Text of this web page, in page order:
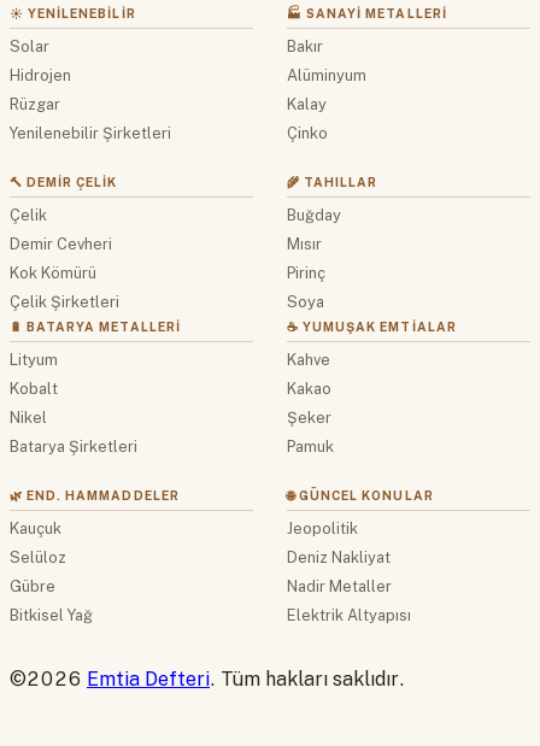
☀️ YENILENEBILIR
Solar
Hidrojen
Rüzgar
Yenilenebilir Şirketleri
🏭 SANAYI METALLERI
Bakır
Alüminyum
Kalay
Çinko
🔨 DEMIR ÇELIK
Çelik
Demir Cevheri
Kok Kömürü
Çelik Şirketleri
🔋 BATARYA METALLERI
Lityum
Kobalt
Nikel
Batarya Şirketleri
🌾 TAHILLAR
Buğday
Mısır
Pirinç
Soya
☕ YUMUŞAK EMTIALAR
Kahve
Kakao
Şeker
Pamuk
🌿 END. HAMMADDELER
Kauçuk
Selüloz
Gübre
Bitkisel Yağ
🌐 GÜNCEL KONULAR
Jeopolitik
Deniz Nakliyat
Nadir Metaller
Elektrik Altyapısı
©2026 Emtia Defteri. Tüm hakları saklıdır.